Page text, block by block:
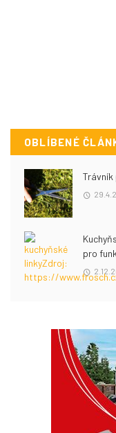
OBLÍBENÉ
Trávník
pro